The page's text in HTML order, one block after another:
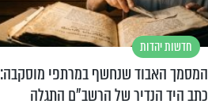
חדשות יהדות
המסמך האבוד שנחשף במרתפי מוסקבה:
כתב היד הנדיר של הרשב"ם התגלה